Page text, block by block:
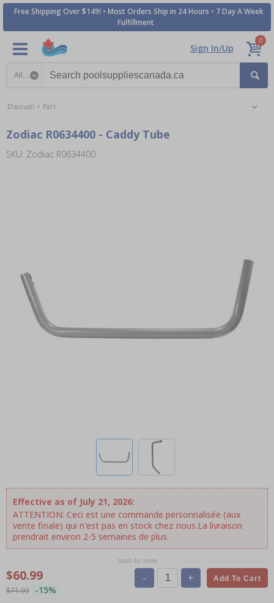
Free Shipping Over $149! • Most Orders Ship in 24 Hours • 7 Day A Week
Fulfillment
Sign In/Up
0
D'accueil Part
Zodiac R0634400 - Caddy Tube
SKU: Zodiac R0634400
Effective as of July 21, 2026:
ATTENTION: Ceci est une commande personnalisée (aux
vente finale) qui n'est pas en stock chez nous.La livraison
prendrait environ 2-5 semaines de plus.
Scroll for more
$60.99
$71.99 -15%
- + Add To Cart